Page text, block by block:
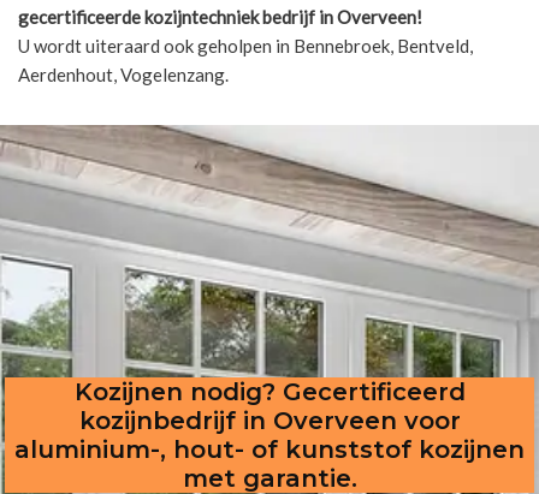
gecertificeerde kozijntechniek bedrijf in Overveen!
U wordt uiteraard ook geholpen in Bennebroek, Bentveld,
Aerdenhout, Vogelenzang.
Kozijnen nodig? Gecertificeerd
kozijnbedrijf in Overveen voor
aluminium-, hout- of kunststof kozijnen
met garantie.